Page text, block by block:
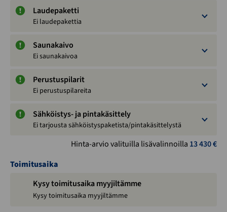
Laudepaketti
Ei laudepakettia
Saunakaivo
Ei saunakaivoa
Perustuspilarit
Ei perustuspilareita
Sähköistys- ja pintakäsittely
Ei tarjousta sähköistyspaketista/pintakäsittelystä
Hinta-arvio valituilla lisävalinnoilla 13 430€
Toimitusaika
Kysy toimitusaika myyjiltämme
Kysy toimitusaika myyjiltämme